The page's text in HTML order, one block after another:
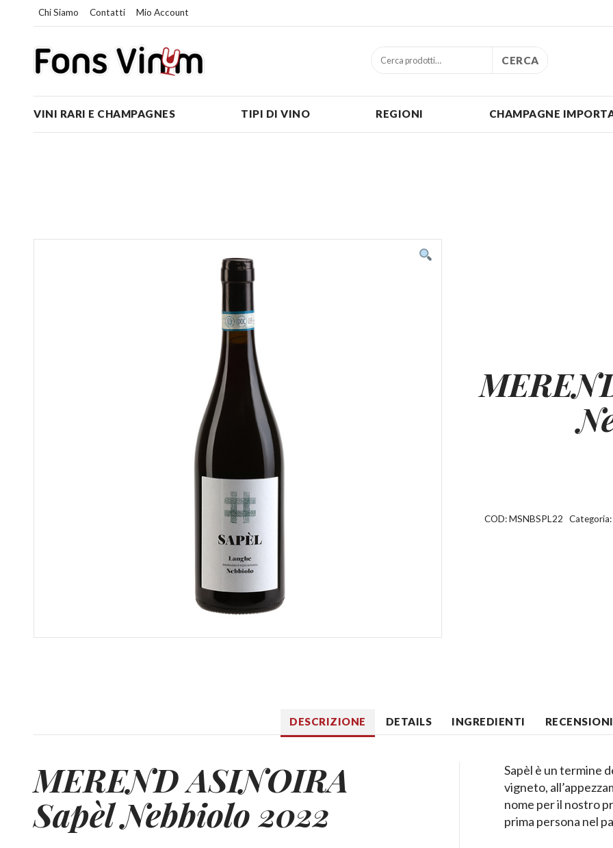
Chi Siamo Contatti Mio Account
CERCA
VINI RARI E CHAMPAGNES TIPI DI VINO REGIONI CHAMPAGNE
COD:MSNBSPL22
DESCRIZIONE DETAILS INGREDIENTI
MEREND ASINOIRA
Sapèl Nebbiolo 2022
Sapèl è un termine
vigneto,
nome per il nostro
prima persona nel